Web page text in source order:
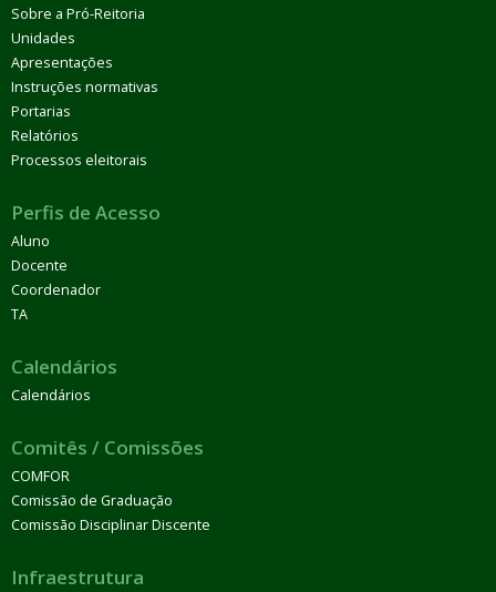
Sobre a Pró-Reitoria
Unidades
Apresentações
Instruções normativas
Portarias
Relatórios
Processos eleitorais
Perfis de Acesso
Aluno
Docente
Coordenador
TA
Calendários
Calendários
Comitês / Comissões
COMFOR
Comissão de Graduação
Comissão Disciplinar Discente
Infraestrutura